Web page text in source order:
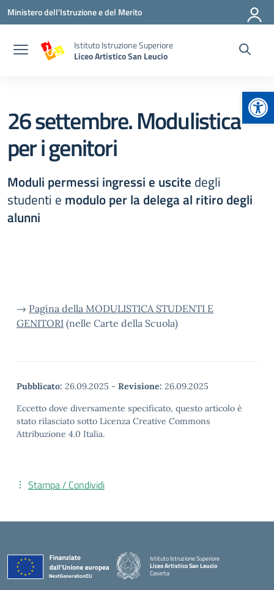
Vai ai contenuti
Vai al menu di navigazione
Vai al footer
Ministero dell'Istruzione e del Merito
Istituto Istruzione Superiore
Liceo Artistico San Leucio
26 settembre. Modulistica
per i genitori
Moduli permessi ingressi e uscite degli
studenti e modulo per la delega al ritiro degli
alunni
→ Pagina della MODULISTICA STUDENTI E
GENITORI (nelle Carte della Scuola)
Pubblicato: 26.09.2025 - Revisione: 26.09.2025
Eccetto dove diversamente specificato, questo articolo è
stato rilasciato sotto Licenza Creative Commons
Attribuzione 4.0 Italia.
Stampa / Condividi
Istituto Istruzione Superiore
Liceo Artistico San Leucio
Caserta